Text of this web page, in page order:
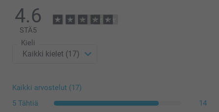
4.6
STÄ5
Kieli
Kaikki arvostelut (17)
5 Tähtiä
14